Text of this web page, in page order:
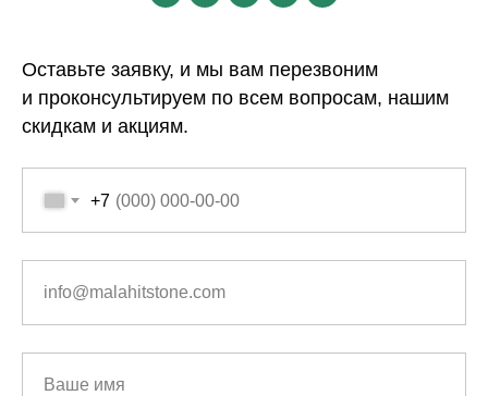
Оставьте заявку, и мы вам перезвоним
и проконсультируем по всем вопросам, нашим
скидкам и акциям.
+7
info@malahitstone.com
Ваше имя